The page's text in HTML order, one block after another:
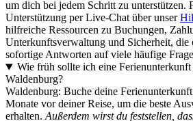
um dich bei jedem Schritt zu unterstützen.
Unterstützung per Live-Chat über unser
hilfreiche Ressourcen zu Buchungen,
Unterkunftsverwaltung und Sicherheit, die
sofortige Antworten auf viele häufige
Wie früh sollte ich eine Ferienunterkunft
Waldenburg?
Waldenburg: Buche deine
Monate vor deiner Reise, um die beste
erhalten. Außerdem wirst du feststellen,